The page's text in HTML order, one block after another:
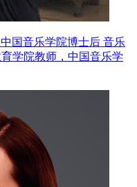
中国音乐学院博士后 音乐
学院教师，中国音乐学